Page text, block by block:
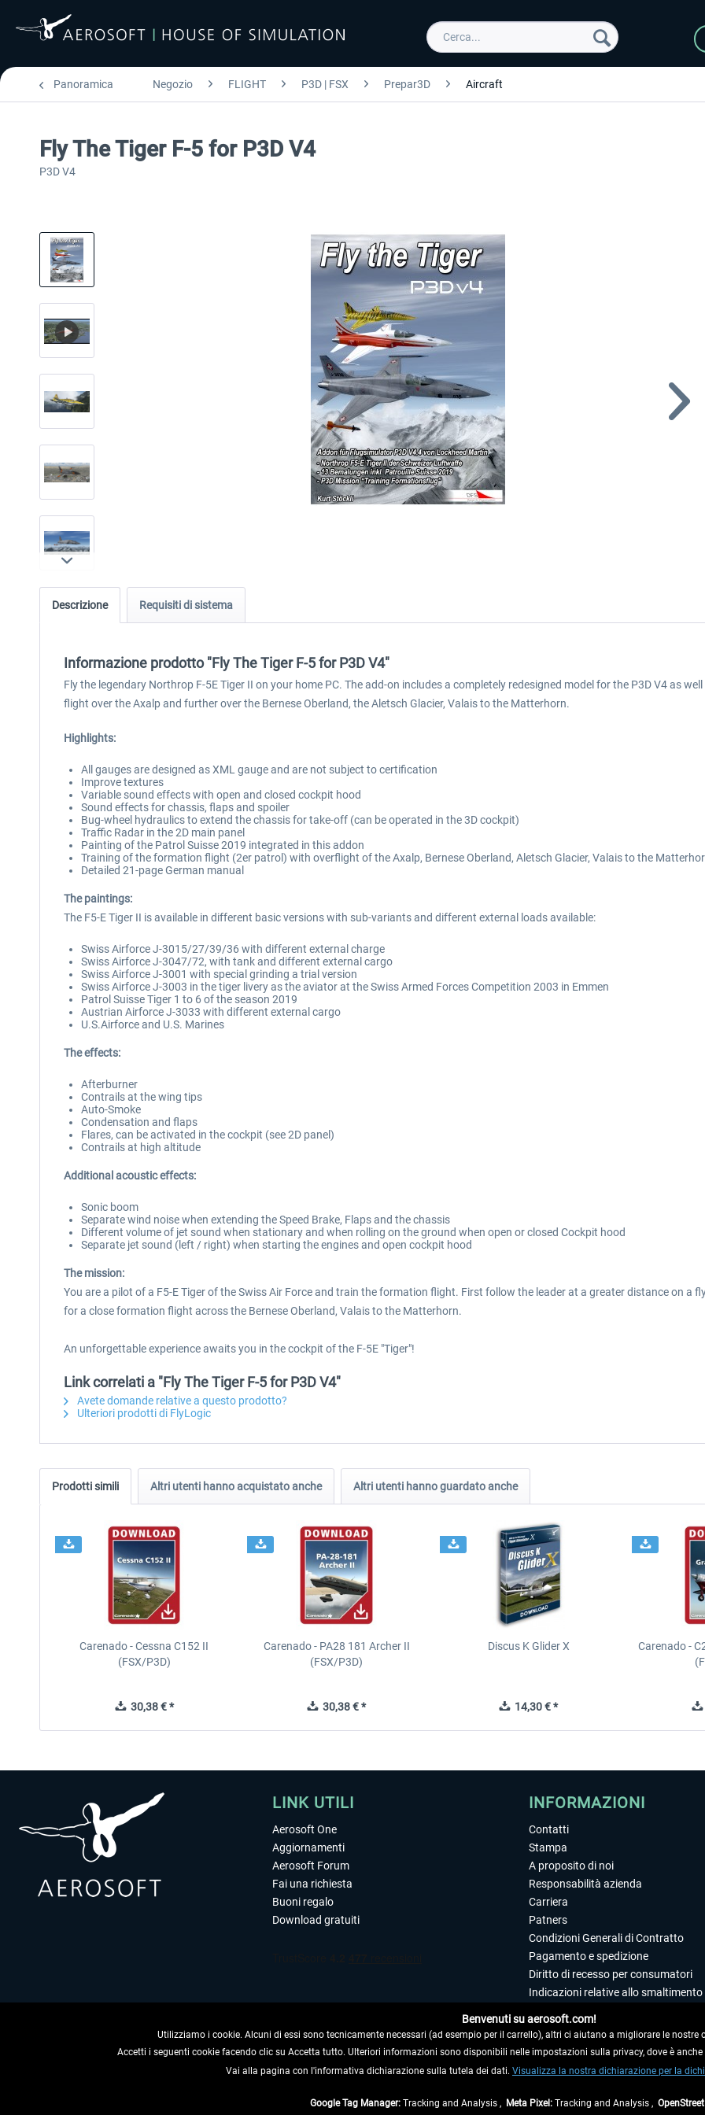
Panoramica Negozio FLIGHT P3D | FSX Prepar3D Aircraft
Fly The Tiger F-5 for P3D V4
P3D V4
Descrizione Requisiti di sistema
Informazione prodotto "Fly The Tiger F-5 for P3D V4"
Fly the legendary Northrop F-5E Tiger II on your home PC. The add-on includes a completely redesigned model for the P3D V4 as
flight over the Axalp and further over the Bernese Oberland, the Aletsch Glacier, Valais to the Matterhorn.
Highlights:
All gauges are designed as XML gauge and are not subject to certification
Improve textures
Variable sound effects with open and closed cockpit hood
Sound effects for chassis, flaps and spoiler
Bug-wheel hydraulics to extend the chassis for take-off (can be operated in the 3D cockpit)
Traffic Radar in the 2D main panel
Painting of the Patrol Suisse 2019 integrated in this addon
Training of the formation flight (2er patrol) with overflight of the Axalp, Bernese Oberland, Aletsch Glacier, Valais to the
Detailed 21-page German manual
The paintings:
The F5-E Tiger II is available in different basic versions with sub-variants and different external loads available:
Swiss Airforce J-3015/27/39/36 with different external charge
Swiss Airforce J-3047/72, with tank and different external cargo
Swiss Airforce J-3001 with special grinding a trial version
Swiss Airforce J-3003 in the tiger livery as the aviator at the Swiss Armed Forces Competition 2003 in Emmen
Patrol Suisse Tiger 1 to 6 of the season 2019
Austrian Airforce J-3033 with different external cargo
U.S.Airforce and U.S. Marines
The effects:
Afterburner
Contrails at the wing tips
Auto-Smoke
Condensation and flaps
Flares, can be activated in the cockpit (see 2D panel)
Contrails at high altitude
Additional acoustic effects:
Sonic boom
Separate wind noise when extending the Speed Brake, Flaps and the chassis
Different volume of jet sound when stationary and when rolling on the ground when open or closed Cockpit hood
Separate jet sound (left / right) when starting the engines and open cockpit hood
The mission:
You are a pilot of a F5-E Tiger of the Swiss Air Force and train the formation flight. First follow the leader at a greater distance on a
for a close formation flight across the Bernese Oberland, Valais to the Matterhorn.
An unforgettable experience awaits you in the cockpit of the F-5E "Tiger"!
Link correlati a "Fly The Tiger F-5 for P3D V4"
Avete domande relative a questo prodotto?
Ulteriori prodotti di FlyLogic
Prodotti simili Altri utenti hanno acquistato anche Altri utenti hanno guardato anche
Carenado - Cessna C152 II
(FSX/P3D)
30,38 € *
Carenado - PA28 181 Archer II
(FSX/P3D)
30,38 € *
Discus K Glider X
14,30 € *
Carenado -
LINK UTILI
Aerosoft One
Aggiornamenti
Aerosoft Forum
Fai una richiesta
Buoni regalo
Download gratuiti
RECEDERE DAL CONTRATTO
INFORMAZIONI
Contatti
Stampa
A proposito di noi
Responsabilità azienda
Carriera
Patners
Condizioni Generali di Contratto
Pagamento e spedizione
Diritto di recesso per consumatori
Indicazioni relative allo smaltimento
Editoriale
Benvenuti su aerosoft.com!
Utilizziamo i cookie. Alcuni di essi sono tecnicamente necessari (ad esempio per il carrello), altri ci aiutano a migliorare le nostre
Accetti i seguenti cookie facendo clic su Accetta tutto. Ulteriori informazioni sono disponibili nelle impostazioni sulla privacy, dove è
Vai alla pagina con l'informativa dichiarazione sulla tutela dei dati. Visualizza la nostra dichiarazione per la
Google Tag Manager: Tracking and Analysis , Meta Pixel: Tracking and Analysis ,